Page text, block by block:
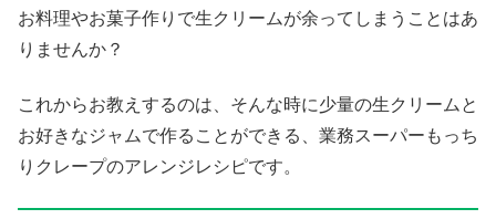
お料理やお菓子作りで生クリームが余ってしまうことはあ
りませんか？
これからお教えするのは、そんな時に少量の生クリームと
お好きなジャムで作ることができる、業務スーパーもっち
りクレープのアレンジレシピです。